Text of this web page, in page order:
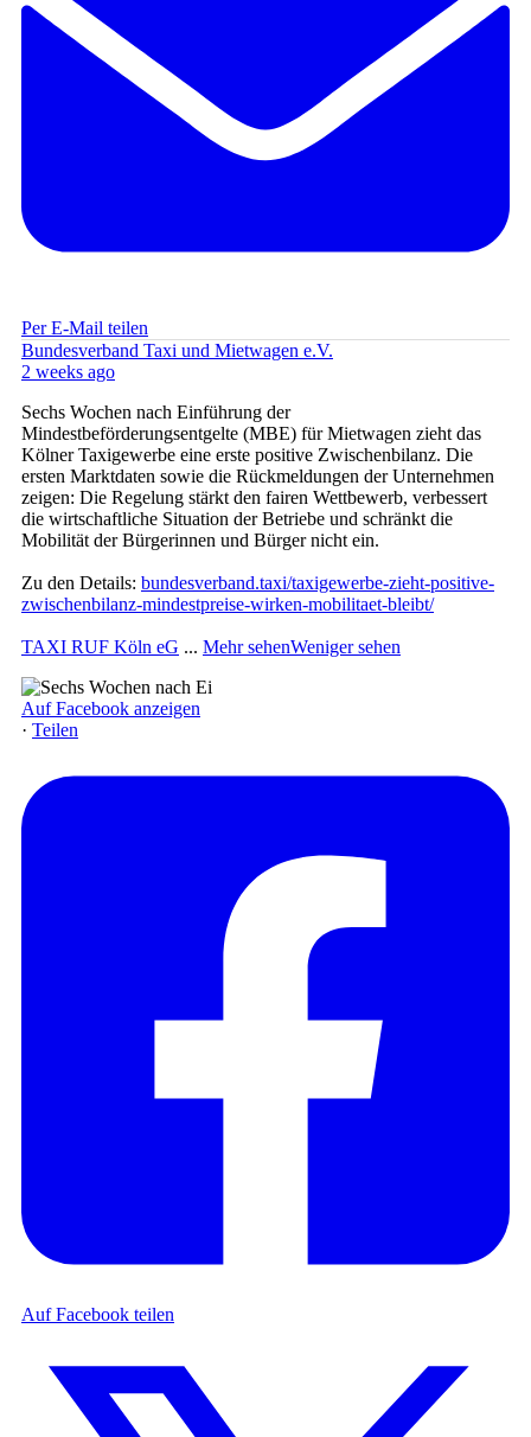
Per E-Mail teilen
Bundesverband Taxi und Mietwagen e.V.
2 weeks ago
Sechs Wochen nach Einführung der
Mindestbeförderungsentgelte (MBE) für Mietwagen zieht das
Kölner Taxigewerbe eine erste positive Zwischenbilanz. Die
ersten Marktdaten sowie die Rückmeldungen der Unternehmen
zeigen: Die Regelung stärkt den fairen Wettbewerb, verbessert
die wirtschaftliche Situation der Betriebe und schränkt die
Mobilität der Bürgerinnen und Bürger nicht ein.
Zu den Details: bundesverband.taxi/taxigewerbe-zieht-positive-
zwischenbilanz-mindestpreise-wirken-mobilitaet-bleibt/
TAXI RUF Köln eG ... Mehr sehenWeniger sehen
Auf Facebook anzeigen
· Teilen
Auf Facebook teilen